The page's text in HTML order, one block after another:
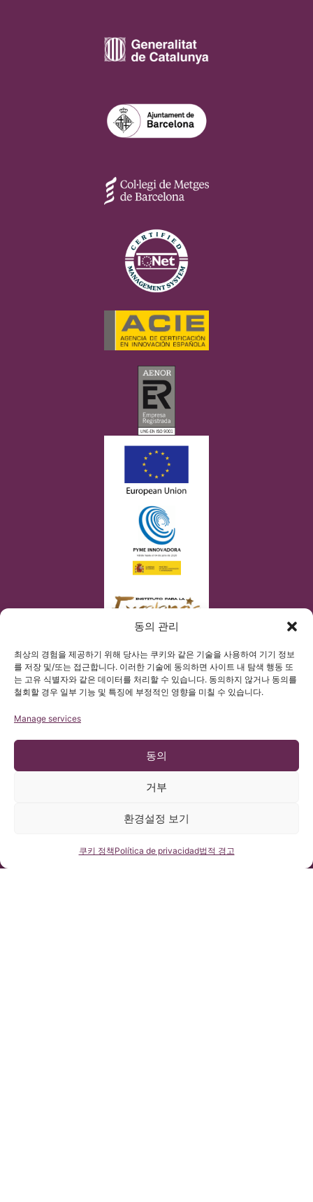
동의 관리
최상의 경험을 제공하기 위해 당사는 쿠키와 같은 기술을 사용하여 기기 정보
를 저장 및/또는 접근합니다. 이러한 기술에 동의하면 사이트 내 탐색 행동 또
는 고유 식별자와 같은 데이터를 처리할 수 있습니다. 동의하지 않거나 동의를
철회할 경우 일부 기능 및 특징에 부정적인 영향을 미칠 수 있습니다.
Manage services
동의
거부
환경설정 보기
쿠키 정책Política de privacidad법적 경고
© 저작권 Institut Chiari 2025
본 홈페이지의 콘텐츠는 스페인어 홈페이지에 게시된 글들의 비공
식 번역본입니다. 바르셀로나 키아리 & 척수공동증 & 척추측만증
연락처